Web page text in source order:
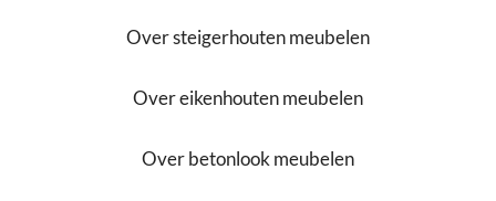
Over steigerhouten meubelen
Over eikenhouten meubelen
Over betonlook meubelen